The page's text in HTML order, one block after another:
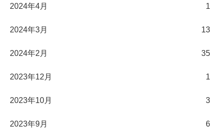
2024年4月 1
2024年3月 13
2024年2月 35
2023年12月 1
2023年10月 3
2023年9月 6